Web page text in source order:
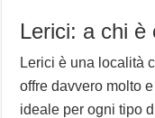
Lerici: a chi è
Lerici è una località
offre davvero molto
ideale per ogni tipo